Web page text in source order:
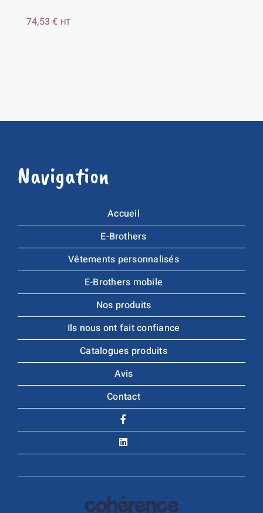
74,53€ HT
Navigation
Accueil
E-Brothers
Vêtements personnalisés
E-Brothers mobile
Nos produits
Ils nous ont fait confiance
Catalogues produits
Avis
Contact